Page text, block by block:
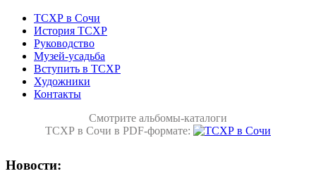
ТСХР в Сочи
История ТСХР
Руководство
Музей-усадьба
Вступить в ТСХР
Художники
Контакты
Смотрите альбомы-каталоги
ТСХР в Сочи в PDF-формате:
Новости: